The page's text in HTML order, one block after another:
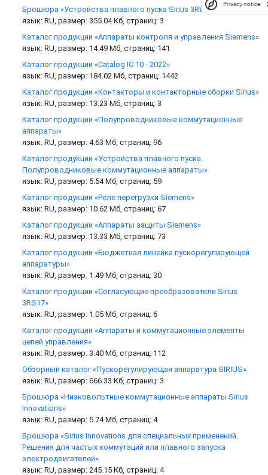
Брошюра «Устройства плавного пуска Sirius 3RW»
язык: RU, размер: 355.04 Кб, страниц: 3
Каталог продукции «Аппараты контроля и управления Siemens»
язык: RU, размер: 14.49 Мб, страниц: 141
Каталог продукции «Catalog IC 10 - 2022»
язык: RU, размер: 184.02 Мб, страниц: 1442
Каталог продукции «Контакторы и контакторные сборки Sirius»
язык: RU, размер: 13.23 Мб, страниц: 3
Каталог продукции «Полупроводниковые коммутационные
аппараты»
язык: RU, размер: 4.63 Мб, страниц: 96
Каталог продукции «Устройства плавного пуска.
Полупроводниковые коммутационные аппараты»
язык: RU, размер: 5.54 Мб, страниц: 59
Каталог продукции «Реле перегрузки Siemens»
язык: RU, размер: 10.62 Мб, страниц: 67
Каталог продукции «Аппараты защиты Siemens»
язык: RU, размер: 13.33 Мб, страниц: 73
Каталог продукции «Бюджетная линейка пускорегулирующей
аппаратуры»
язык: RU, размер: 1.49 Мб, страниц: 30
Каталог продукции «Согласующие преобразователи Sirius
3RS17»
язык: RU, размер: 1.05 Мб, страниц: 6
Каталог продукции «Аппараты и коммутационные элементы
цепей управления»
язык: RU, размер: 3.40 Мб, страниц: 112
Обзорный каталог «Пускорегулирующая аппаратура SIRIUS»
язык: RU, размер: 666.33 Кб, страниц: 3
Брошюра «Низковольтные коммутационные аппараты Sirius
Innovations»
язык: RU, размер: 5.74 Мб, страниц: 4
Брошюра «Sirius Innovations для специальных применений.
Решения для частых коммутаций или плавного запуска
электродвигателей»
язык: RU, размер: 245.15 Кб, страниц: 4
Privacy notice